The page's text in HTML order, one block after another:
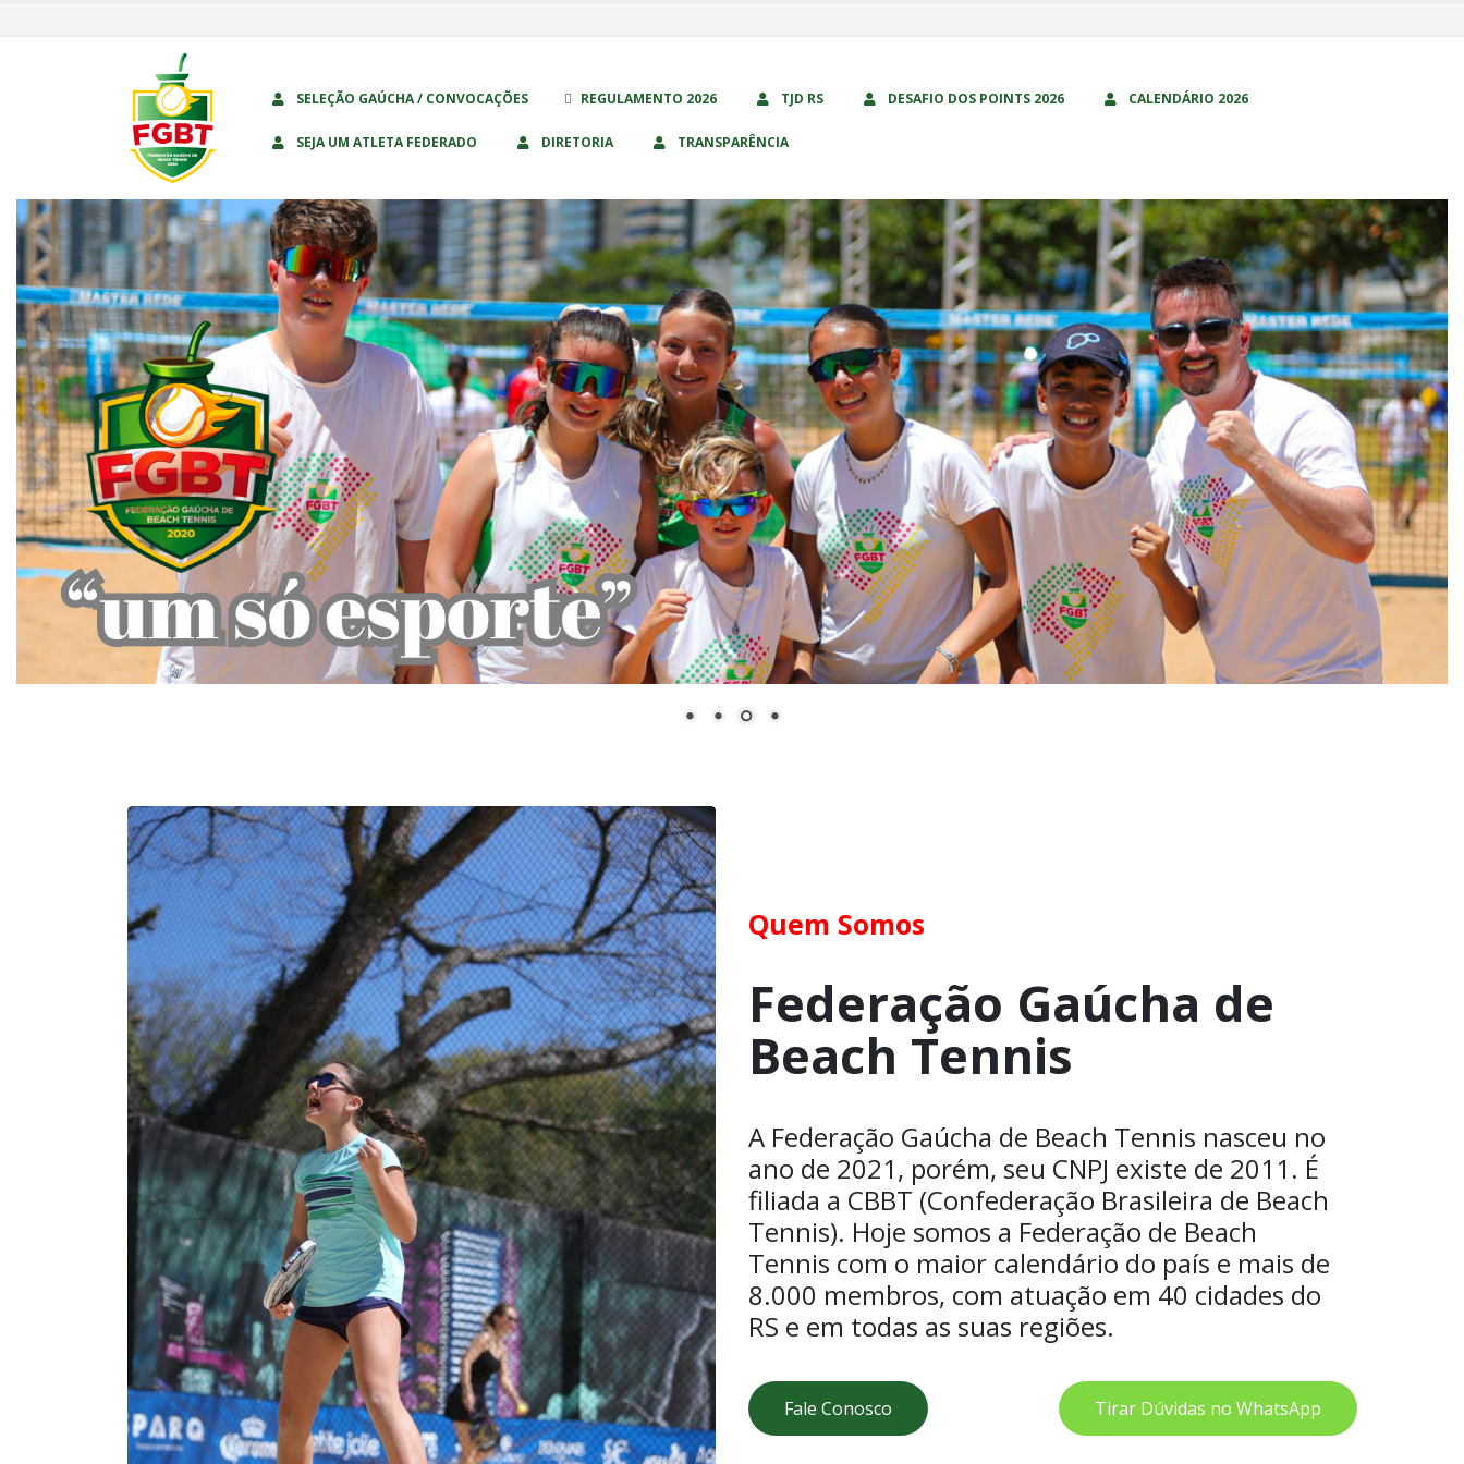
SELEÇÃO GAÚCHA / CONVOCAÇÕES REGULAMENTO 2026 TJD RS DESAFIO DOS POINTS 2026 CALENDÁRIO 2026
SEJA UM ATLETA FEDERADO DIRETORIA TRANSPARÊNCIA
Quem Somos
Federação Gaúcha de
Beach Tennis
A Federação Gaúcha de Beach Tennis nasceu no
ano de 2021, porém, seu CNPJ existe de 2011. É
filiada a CBBT (Confederação Brasileira de Beach
Tennis). Hoje somos a Federação de Beach
Tennis com o maior calendário do país e mais de
8.000 membros, com atuação em 40 cidades do
RS e em todas as suas regiões.
Fale Conosco Tirar Dúvidas no WhatsApp